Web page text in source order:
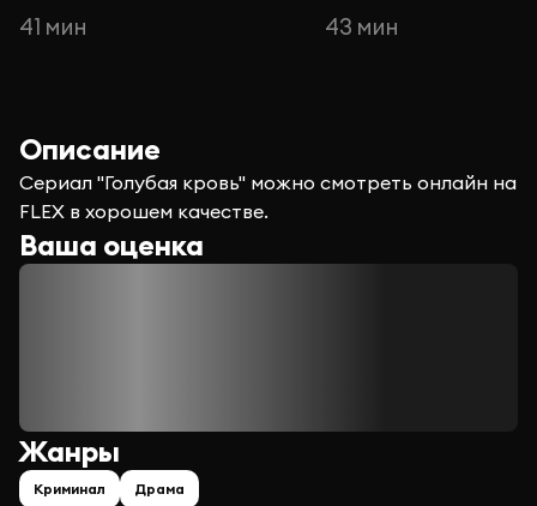
41 мин
43 мин
Описание
Сериал "Голубая кровь" можно смотреть онлайн на
FLEX в хорошем качестве.
Ваша оценка
Жанры
Криминал Драма